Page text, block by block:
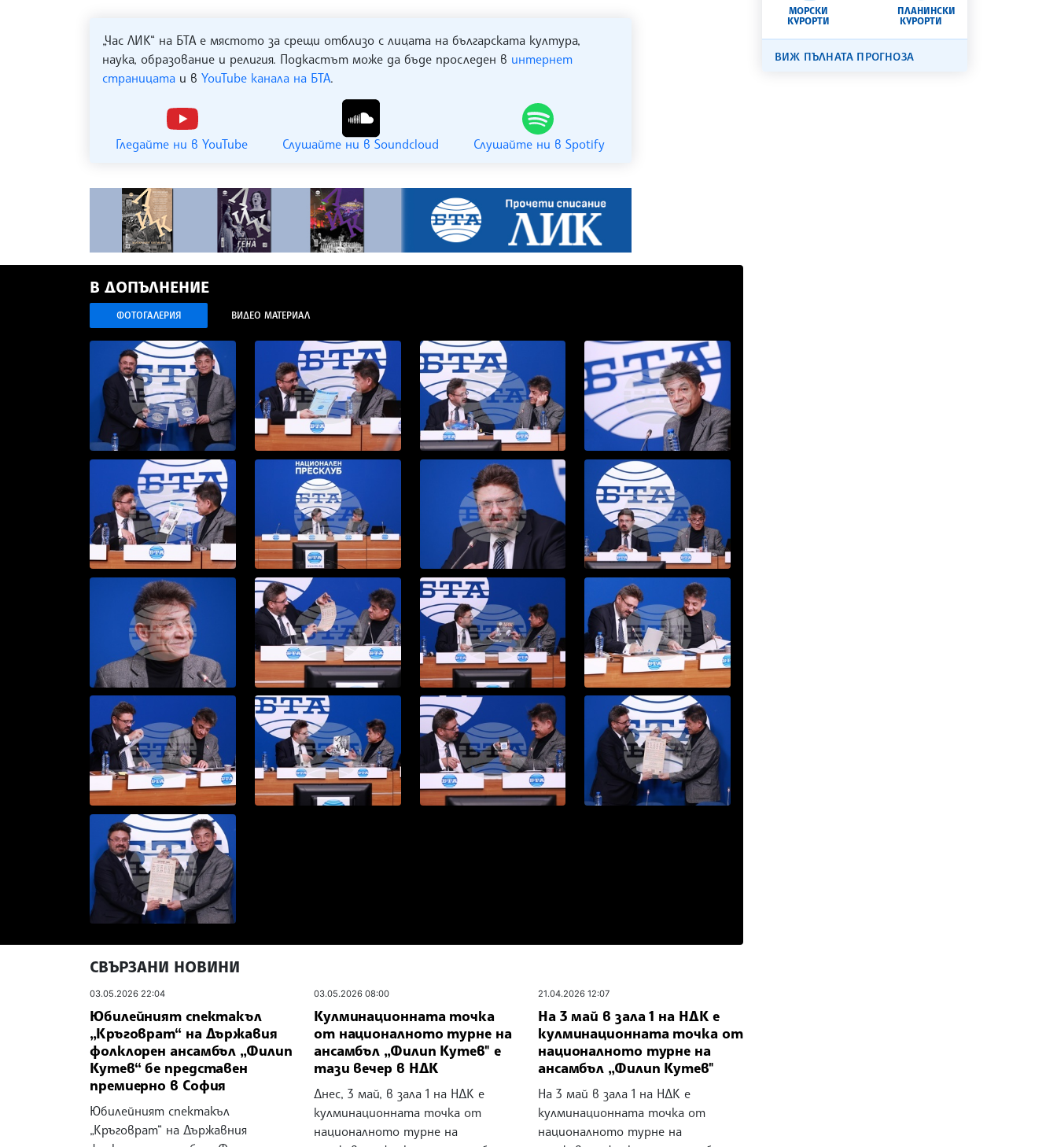
„Час ЛИК“ на БТА е мястото за срещи отблизо с лицата на българската култура,
наука, образование и религия. Подкастът може да бъде проследен в интернет
страницата и в YouTube канала на БТА.
Гледайте ни в YouTube Слушайте ни в Soundcloud Слушайте ни в Spotify
В ДОПЪЛНЕНИЕ
ФОТОГАЛЕРИЯ ВИДЕО МАТЕРИАЛ
СВЪРЗАНИ НОВИНИ
03.05.2026 22:04
Юбилейният спектакъл
„Кръговрат“ на Държавия
фолклорен ансамбъл „Филип
Кутев“ бе представен
премиерно в София
Юбилейният спектакъл
„Кръговрат“ на Държавния
03.05.2026 08:00
Кулминационната точка
от националното турне на
ансамбъл „Филип Кутев" е
тази вечер в НДК
Днес, 3 май, в зала 1 на НДК е
кулминационната точка от
националното турне на
21.04.2026 12:07
На 3 май в зала 1 на НДК е
кулминационната точка от
националното турне на
ансамбъл „Филип Кутев"
На 3 май в зала 1 на НДК е
кулминационната точка от
националното турне на
МОРСКИ
КУРОРТИ
ПЛАНИНСКИ
КУРОРТИ
ВИЖ ПЪЛНАТА ПРОГНОЗА